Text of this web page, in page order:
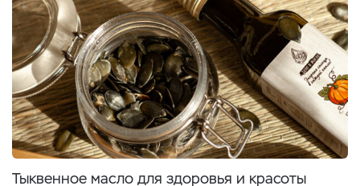
Тыквенное масло для здоровья и красоты